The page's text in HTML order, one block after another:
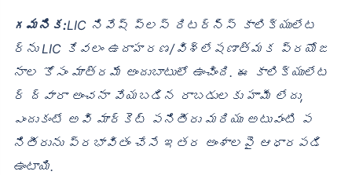
గమనిక:LIC నివేష్ ప్లస్ రిటర్న్స్ కాలిక్యులేట
ర్‌ను LIC కేవలం ఉదాహరణ/విశ్లేషణాత్మక ప్రయోజ
నాల కోసం మాత్రమే అందుబాటులో ఉంచింది. ఈ కాలిక్యులేట
ర్ ద్వారా అంచనా వేయబడిన రాబడులకు హామీ లేదు,
ఎందుకంటే అవి మార్కెట్ పనితీరు మరియు అటువంటి ప
నితీరును ప్రభావితం చేసే ఇతర అంశాలపై ఆధారపడి
ఉంటాయి.